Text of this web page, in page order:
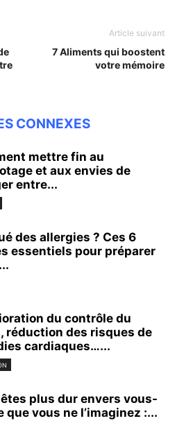
Article suivant
7 Aliments qui boostent
votre mémoire
CONNEXES
mettre fin au
et aux envies de
entre...
des allergies ? Ces 6
essentiels pour préparer
du contrôle du
réduction des risques de
cardiaques…...
plus dur envers vous-
que vous ne l’imaginez :...